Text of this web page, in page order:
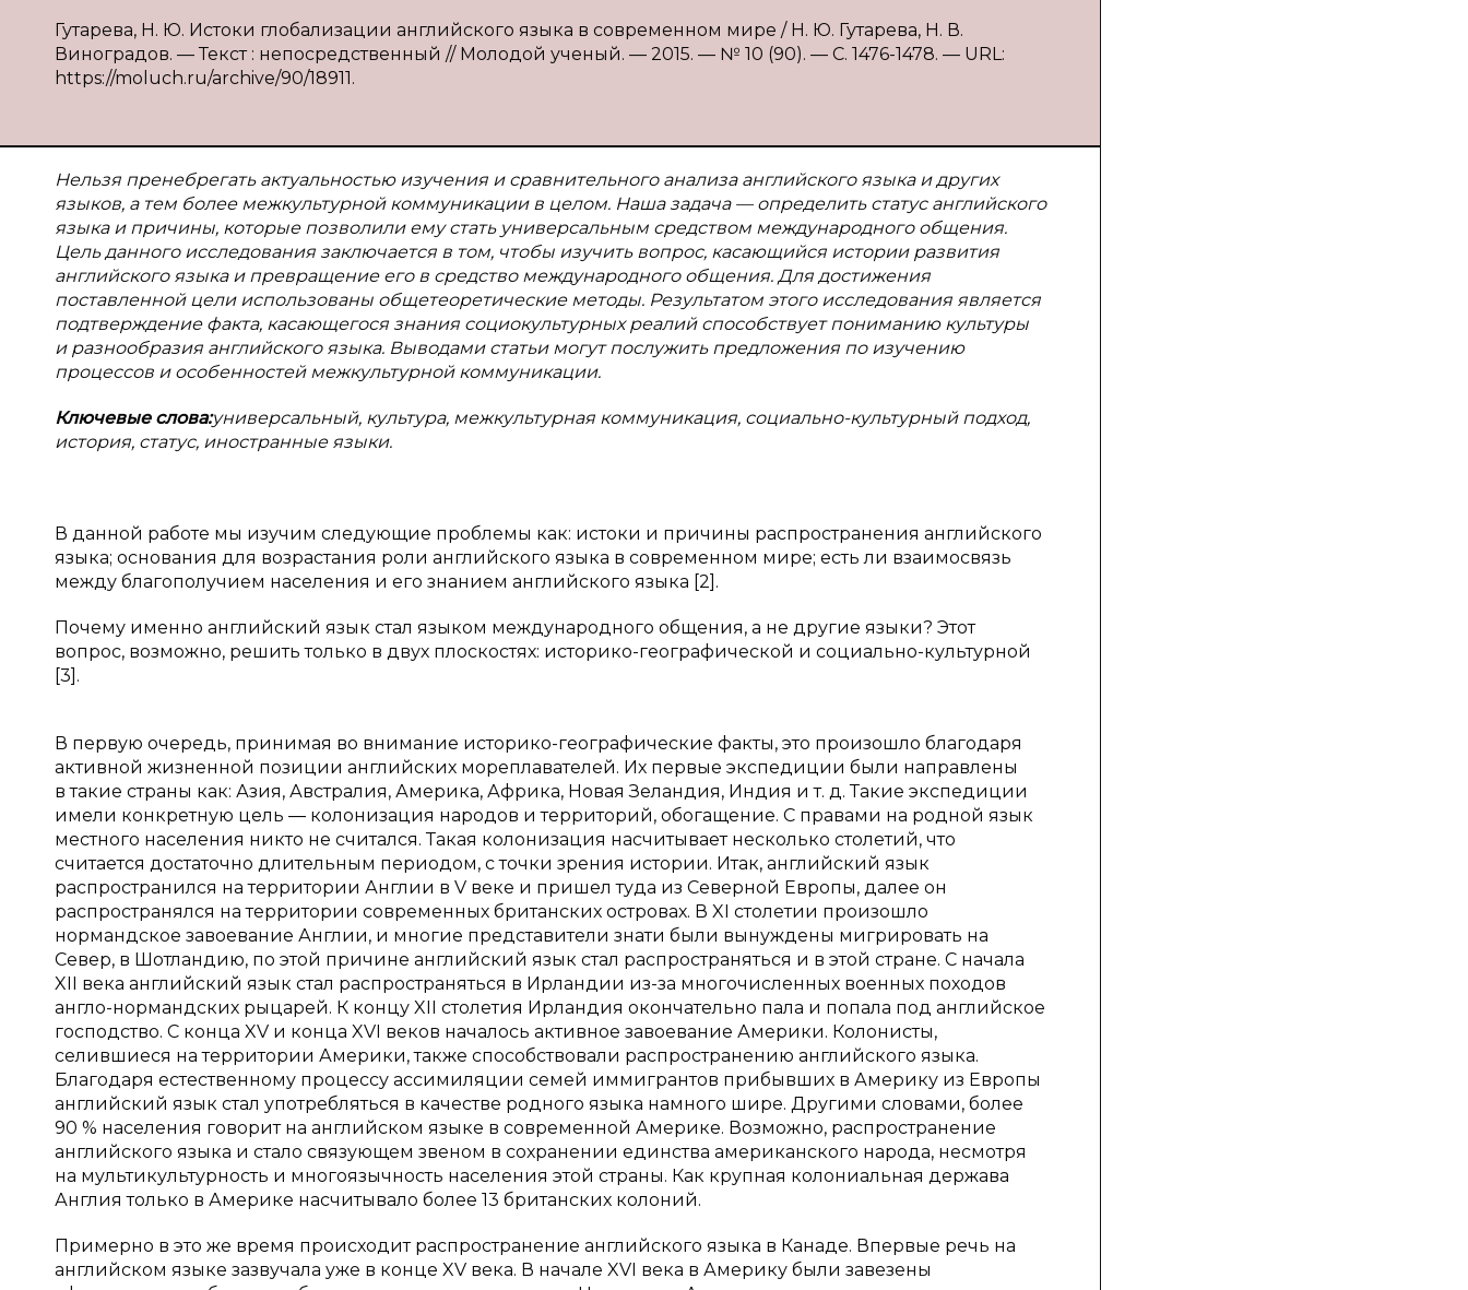
Гутарева, Н. Ю. Истоки глобализации английского языка в современном мире / Н. Ю. Гутарева, Н. В.
Виноградов. — Текст : непосредственный // Молодой ученый. — 2015. — № 10 (90). — С. 1476-1478. — URL:
https://moluch.ru/archive/90/18911.
Нельзя пренебрегать актуальностью изучения и сравнительного анализа английского языка и других
языков, а тем более межкультурной коммуникации в целом. Наша задача — определить статус английского
языка и причины, которые позволили ему стать универсальным средством международного общения.
Цель данного исследования заключается в том, чтобы изучить вопрос, касающийся истории развития
английского языка и превращение его в средство международного общения. Для достижения
поставленной цели использованы общетеоретические методы. Результатом этого исследования является
подтверждение факта, касающегося знания социокультурных реалий способствует пониманию культуры
и разнообразия английского языка. Выводами статьи могут послужить предложения по изучению
процессов и особенностей межкультурной коммуникации.
Ключевые слова:универсальный, культура, межкультурная коммуникация, социально-культурный подход,
история, статус, иностранные языки.
В данной работе мы изучим следующие проблемы как: истоки и причины распространения английского
языка; основания для возрастания роли английского языка в современном мире; есть ли взаимосвязь
между благополучием населения и его знанием английского языка [2].
Почему именно английский язык стал языком международного общения, а не другие языки? Этот
вопрос, возможно, решить только в двух плоскостях: историко-географической и социально-культурной
[3].
В первую очередь, принимая во внимание историко-географические факты, это произошло благодаря
активной жизненной позиции английских мореплавателей. Их первые экспедиции были направлены
в такие страны как: Азия, Австралия, Америка, Африка, Новая Зеландия, Индия и т. д. Такие экспедиции
имели конкретную цель ― колонизация народов и территорий, обогащение. С правами на родной язык
местного населения никто не считался. Такая колонизация насчитывает несколько столетий, что
считается достаточно длительным периодом, с точки зрения истории. Итак, английский язык
распространился на территории Англии в V веке и пришел туда из Северной Европы, далее он
распространялся на территории современных британских островах. В XI столетии произошло
нормандское завоевание Англии, и многие представители знати были вынуждены мигрировать на
Север, в Шотландию, по этой причине английский язык стал распространяться и в этой стране. С начала
XII века английский язык стал распространяться в Ирландии из-за многочисленных военных походов
англо-нормандских рыцарей. К концу XII столетия Ирландия окончательно пала и попала под английское
господство. С конца XV и конца XVI веков началось активное завоевание Америки. Колонисты,
селившиеся на территории Америки, также способствовали распространению английского языка.
Благодаря естественному процессу ассимиляции семей иммигрантов прибывших в Америку из Европы
английский язык стал употребляться в качестве родного языка намного шире. Другими словами, более
90 % населения говорит на английском языке в современной Америке. Возможно, распространение
английского языка и стало связующем звеном в сохранении единства американского народа, несмотря
на мультикультурность и многоязычность населения этой страны. Как крупная колониальная держава
Англия только в Америке насчитывало более 13 британских колоний.
Примерно в это же время происходит распространение английского языка в Канаде. Впервые речь на
английском языке зазвучала уже в конце XV века. В начале XVI века в Америку были завезены